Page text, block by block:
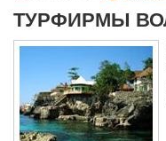
ТУРФИРМЫ